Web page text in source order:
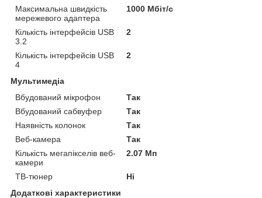
Максимальна швидкість
мережевого адаптера
1000 Мбіт/с
Кількість інтерфейсів USB
3.2
2
Кількість інтерфейсів USB
4
2
Мультимедіа
Вбудований мікрофон
Так
Вбудований сабвуфер
Так
Наявність колонок
Так
Веб-камера
Так
Кількість мегапікселів веб-
камери
2.07 Мп
ТВ-тюнер
Ні
Додаткові характеристики